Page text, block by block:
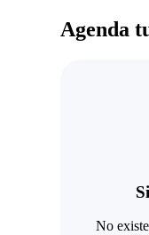
Agenda
No